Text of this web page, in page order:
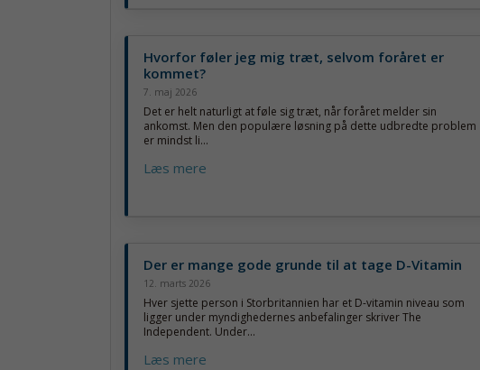
Hvorfor føler jeg mig træt, selvom foråret er
kommet?
7. maj 2026
Det er helt naturligt at føle sig træt, når foråret melder sin
ankomst. Men den populære løsning på dette udbredte problem
er mindst li...
Læs mere
Der er mange gode grunde til at tage D-Vitamin
12. marts 2026
Hver sjette person i Storbritannien har et D-vitamin niveau som
ligger under myndighedernes anbefalinger skriver The
Independent. Under...
Læs mere